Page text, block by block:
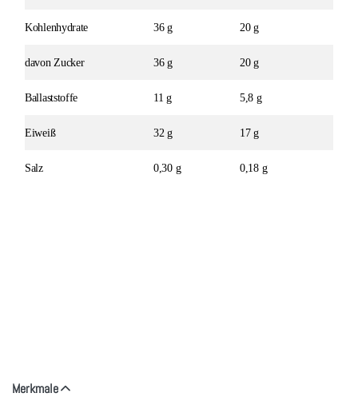
Kohlenhydrate 36 g 20 g
davon Zucker 36 g 20 g
Ballaststoffe 11 g 5,8 g
Eiweiß 32 g 17 g
Salz 0,30 g 0,18 g
Merkmale